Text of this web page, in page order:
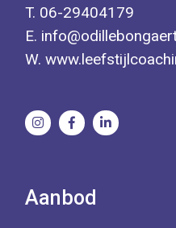
T. 06-29404179
E.
W.
Aanbod